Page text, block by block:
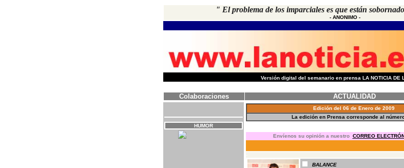
" El problema de los imparciales es que están
- ANONIMO -
Versión digital del semanario en prensa LA NOTICIA DE
Colaboraciones ACTUALIDAD
HUMOR
Edición del 06de Enerode 2009
La edición en Prensa corresponde al
Envíenos su opinión a nuestro CORREO
BALANCE